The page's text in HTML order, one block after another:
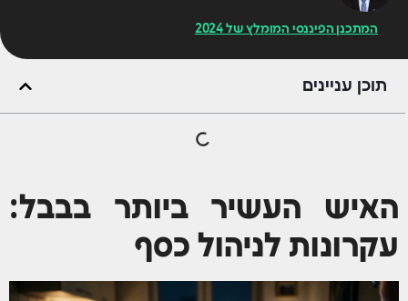
המתכנן הפיננסי המומלץ של 2024
תוכן עניינים
האיש העשיר ביותר בבבל:
עקרונות לניהול כסף